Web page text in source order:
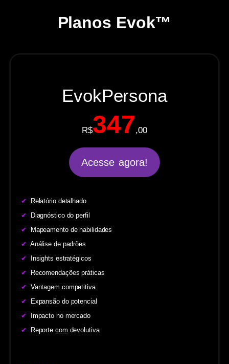
aliado na solução de problemas
complexosPlanos Evok™
EvokPersona
R$347,00
Acesse agora!
✔
Relatório detalhado
✔
Diagnóstico do perfil
✔
Mapeamento de habilidades
✔ Análise de padrões
✔
Insights estratégicos
✔
Recomendações práticas
✔ Vantagem competitiva
✔
Expansão do potencial
✔
Impacto no mercado
✔
Reporte com devolutiva